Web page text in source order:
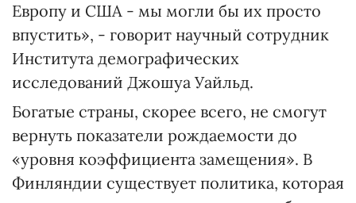
Европу и США - мы могли бы их просто
впустить», - говорит научный сотрудник
Института демографических
исследований Джошуа Уайльд.
Богатые страны, скорее всего, не смогут
вернуть показатели рождаемости до
«уровня коэффициента замещения». В
Финляндии существует политика, которая